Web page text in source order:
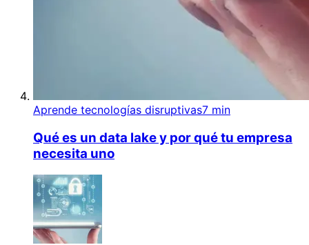
Aprende tecnologías disruptivas7 min
Qué es un data lake y por qué tu empresa
necesita uno